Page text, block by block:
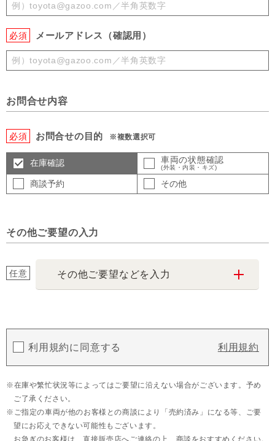
必須 メールアドレス（確認用）
お問合せ内容
必須 お問合せの目的 ※複数選択可
在庫確認 車両の状態確認
(外装・内装・キズ)
商談予約 その他
その他ご要望の入力
任意 その他ご要望などを入力
利用規約に同意する 利用規約
在庫や繁忙状況等によってはご要望に沿えない場合がございます。予め
ご了承ください。
ご指定の車両が他のお客様との商談により「売約済み」になる等、ご要
望にお応えできない可能性もございます。
お急ぎのお客様は、直接販売店へご連絡の上、商談をおすすめください。